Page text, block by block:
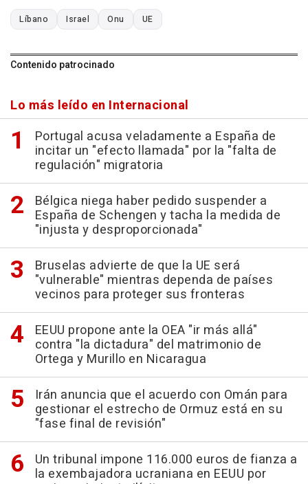
Líbano Israel Onu UE
Contenido patrocinado
Lo más leído en Internacional
Portugal acusa veladamente a España de
incitar un "efecto llamada" por la "falta de
regulación" migratoria
Bélgica niega haber pedido suspender a
España de Schengen y tacha la medida de
"injusta y desproporcionada"
Bruselas advierte de que la UE será
"vulnerable" mientras dependa de países
vecinos para proteger sus fronteras
EEUU propone ante la OEA "ir más allá"
contra "la dictadura" del matrimonio de
Ortega y Murillo en Nicaragua
Irán anuncia que el acuerdo con Omán para
gestionar el estrecho de Ormuz está en su
"fase final de revisión"
Un tribunal impone 116.000 euros de fianza a
la exembajadora ucraniana en EEUU por